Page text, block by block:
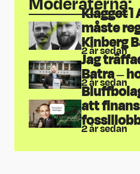
Klägget i
måste
Kinberg
2 år sedan
Jag
Batra –
2 år sedan
att
2 år sedan